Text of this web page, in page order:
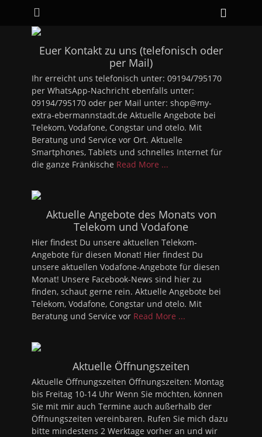
Primäres Menü
Zum
Inhalt
springen
Euer Kontakt zu uns (telefonisch oder
per Mail)
Ihr erreicht uns telefonisch unter: 09194/795170
per WhatsApp-Nachricht ebenfalls unter:
09194/795170 oder per Mail unter: shop@my-
extra-ebermannstadt.de Aktuelle Angebote bei
Telekom, Vodafone, Congstar und otelo. Mit
Beratung und Service vor Ort. Aktuelle
Smartphones, Tablets und schnelles Internet für
die ganze Fränkische Read More ...
Aktuelle Angebote des Monats von
Telekom und Vodafone
Hier findest Du unsere aktuellen Telekom-
Angebote für diesen Monat! Hier findest Du
unsere aktuellen Vodafone-Angebote für diesen
Monat! Unsere Facebook-News sind hier zu
finden, schaut gerne rein. Aktuelle Angebote bei
Telekom, Vodafone, Congstar und otelo. Mit
Beratung und Service vor Read More ...
Aktuelle Öffnungszeiten
Aktuelle Öffnungszeiten Öffnungszeiten: Montag
bis Freitag 10-14 Uhr Wenn Sie möchten, können
Sie mit mir auch Termine auch außerhalb der
Öffnungszeiten vereinbaren. Rufen Sie mich dazu
bitte mindestens 2 Werktage vorher an und wir